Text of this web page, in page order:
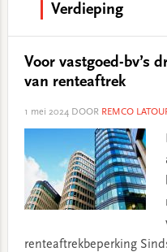
Verdieping
Voor vastgoed-bv’s
van renteaftrek
1 mei 2024DOOR REMCO
renteaftrekbeperking